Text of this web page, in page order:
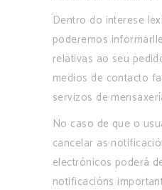
Dentro do interese
poderemos
relativas ao seu
medios de contacto
servizos de
No caso de que o
cancelar as
electrónicos poderá
notificacións